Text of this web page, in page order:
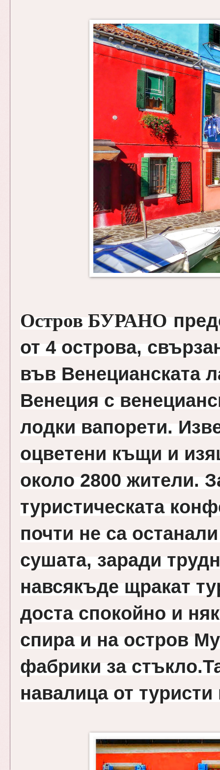
Остров БУРАНО
от 4 острова,
във Венецианската
Венеция с
лодки вапорети.
оцветени къщи и
около 2800 жители.
туристическата
почти не са
сушата, заради
навсякъде щракат
доста спокойно и
спира и на остров
фабрики за
навалица от